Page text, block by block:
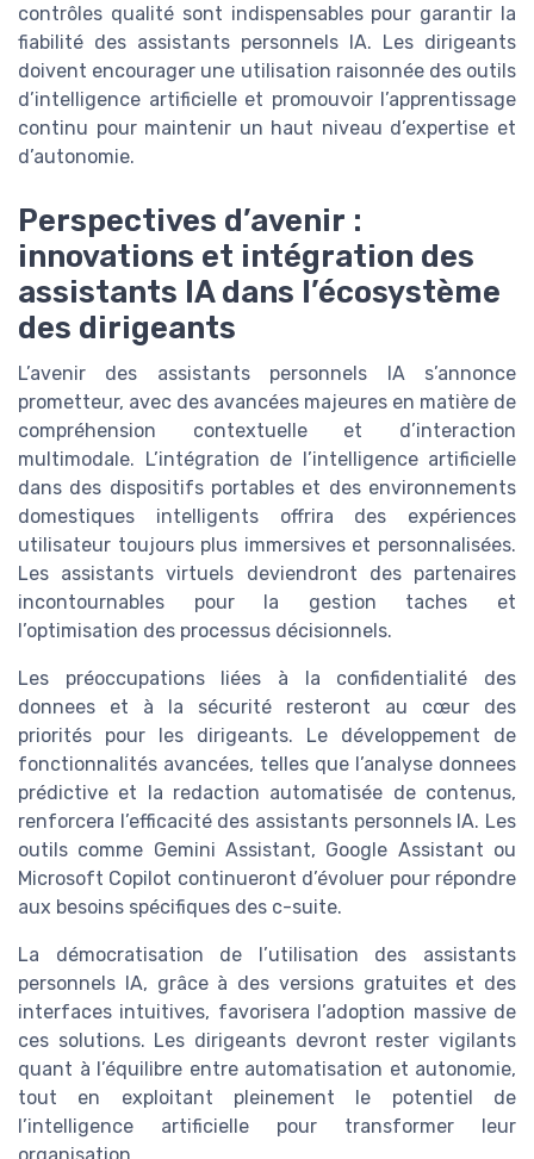
contrôles qualité sont indispensables pour garantir la
fiabilité des assistants personnels IA. Les dirigeants
doivent encourager une utilisation raisonnée des outils
d’intelligence artificielle et promouvoir l’apprentissage
continu pour maintenir un haut niveau d’expertise et
d’autonomie.
Perspectives d’avenir :
innovations et intégration des
assistants IA dans l’écosystème
des dirigeants
L’avenir des assistants personnels IA s’annonce
prometteur, avec des avancées majeures en matière de
compréhension contextuelle et d’interaction
multimodale. L’intégration de l’intelligence artificielle
dans des dispositifs portables et des environnements
domestiques intelligents offrira des expériences
utilisateur toujours plus immersives et personnalisées.
Les assistants virtuels deviendront des partenaires
incontournables pour la gestion taches et
l’optimisation des processus décisionnels.
Les préoccupations liées à la confidentialité des
donnees et à la sécurité resteront au cœur des
priorités pour les dirigeants. Le développement de
fonctionnalités avancées, telles que l’analyse donnees
prédictive et la redaction automatisée de contenus,
renforcera l’efficacité des assistants personnels IA. Les
outils comme Gemini Assistant, Google Assistant ou
Microsoft Copilot continueront d’évoluer pour répondre
aux besoins spécifiques des c-suite.
La démocratisation de l’utilisation des assistants
personnels IA, grâce à des versions gratuites et des
interfaces intuitives, favorisera l’adoption massive de
ces solutions. Les dirigeants devront rester vigilants
quant à l’équilibre entre automatisation et autonomie,
tout en exploitant pleinement le potentiel de
l’intelligence artificielle pour transformer leur